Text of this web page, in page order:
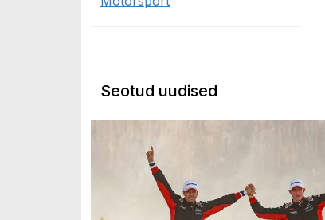
Seotud uudised